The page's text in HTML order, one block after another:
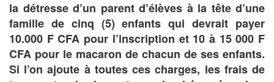
la détresse d’un parent d’élèves à la tête d’une
famille de cinq (5) enfants qui devrait payer
10.000 F CFA pour l’inscription et 10 à 15 000 F
CFA pour le macaron de chacun de ses enfants.
Si l’on ajoute à toutes ces charges, les frais de